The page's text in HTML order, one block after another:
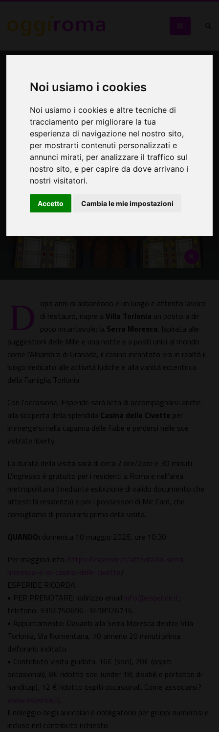
Noi usiamo i cookies
Noi usiamo i cookies e altre tecniche di
tracciamento per migliorare la tua
esperienza di navigazione nel nostro sito,
per mostrarti contenuti personalizzati e
annunci mirati, per analizzare il traffico sul
nostro sito, e per capire da dove arrivano i
nostri visitatori.
Accetto Cambia le mie impostazioni
La Serra Moresca (con accesso speciale alla torre) e la
Casina delle Civette (gratuito residenti e Mic Card)
D opo anni di abbandono e un lungo e attento lavoro
di restauro, riapre a Villa Torlonia un posto a dir
poco incantevole: la Serra Moresca. Ispirata alle
suggestioni delle Mille e una notte e a posti unici al mondo
come l'Alhambra di Granada, il casino incantato era in realtà il
luogo dedicato alle attività ludiche e alla vanità eccentrica
della Famiglia Torlonia.
Con l'occasione, Esperide sarà lieta di accompagnarvi anche
alla scoperta della splendida Casina delle Civette per
immergersi nella capanna delle fiabe e perdersi nelle sue
vetrate liberty.
La durata della visita sarà di circa 2 ore/2ore e 30 minuti.
L'ingresso è gratuito per i residenti a Roma e nell'area
metropolitana (mediante esibizione di valido documento che
attesti la residenza) e per i possessori di Mic Card, che
consigliamo di procurarsi prima della visita.
QUANDO: domenica 10 maggio 2026, ore 10:30
Per maggiori info: https://esperide.it/attivita/la-serra-
moresca-e-la-casina-delle-civette/
ESPERIDE RICORDA:
• PER PRENOTARE: indirizzo email info@esperide.it;
telefono: 3394750696–3498926716.
• Appuntamento: Davanti alla Serra Moresca dentro Villa
Torlonia, Via Nomentana, 70 almeno 20 minuti prima
dell'orario indicato
• Contributo visita guidata: 16€ (soci), 20€ (ospiti
occasionali), 8€ ridotto soci (under 18, disabili e portatori di
handicap), 12 € ridotto ospiti occasionali. Come associarsi?
www.esperide.it.
Il noleggio degli auricolari è obbligatorio per gruppi numerosi e
incluso nel contributo richiesto